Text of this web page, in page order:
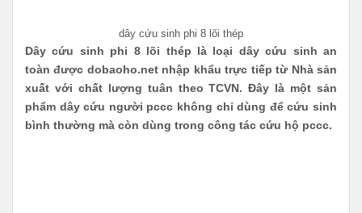
dây cứu sinh phi 8 lõi thép
Dây cứu sinh phi 8 lõi thép là loại dây cứu sinh an
toàn được dobaoho.net nhập khẩu trực tiếp từ Nhà sản
xuất với chất lượng tuân theo TCVN. Đây là một sản
phẩm dây cứu người pccc không chỉ dùng để cứu sinh
bình thường mà còn dùng trong công tác cứu hộ pccc.